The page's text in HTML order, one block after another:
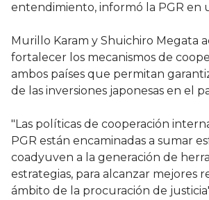
entendimiento, informó la PGR en
Murillo Karam y Shuichiro Megata
fortalecer los mecanismos de
ambos países que permitan
de las inversiones japonesas en el
"Las políticas de cooperación
PGR están encaminadas a sumar
coadyuven a la generación de
estrategias, para alcanzar mejores
ámbito de la procuración de